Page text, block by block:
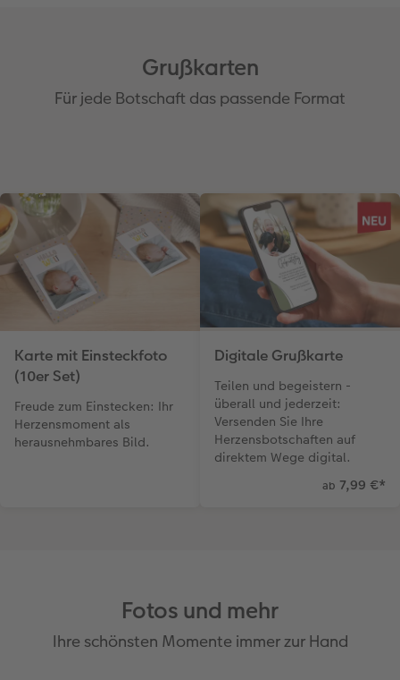
Grußkarten
Für jede Botschaft das passende Format
Karte mit Einsteckfoto
(10er Set)
Freude zum Einstecken: Ihr
Herzensmoment als
herausnehmbares Bild.
Digitale Grußkarte
Teilen und begeistern -
überall und jederzeit:
Versenden Sie Ihre
Herzensbotschaften auf
direktem Wege digital.
ab 7,99 €*
Fotos und mehr
Ihre schönsten Momente immer zur Hand